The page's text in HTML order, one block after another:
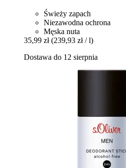
Świeży zapach
Niezawodna ochrona
Męska nuta
35,99 zł (239,93 zł / l)
Dostawa do 12 sierpnia